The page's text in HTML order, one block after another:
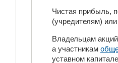
Чистая прибыль,
(учредителям)
Владельцам
а участникам
уставном